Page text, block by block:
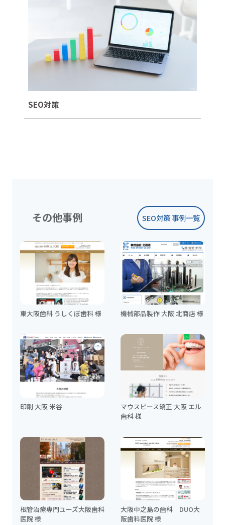
SEO対策
その他事例 SEO対策 事例一覧
東大阪歯科 うしくぼ歯科 様 機械部品製作 大阪 北商店 様
印刷 大阪 米谷
マウスピース矯正 大阪 エル
歯科 様
根管治療専門ユーズ大阪歯科
医院 様
大阪中之島の歯科 DUO大
阪歯科医院 様